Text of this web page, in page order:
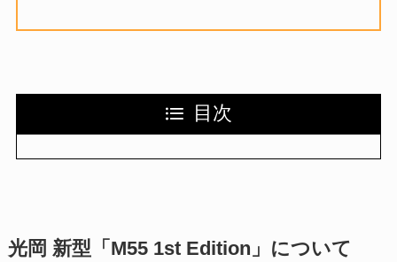
目次
光岡 新型「M55 1st Edition」について